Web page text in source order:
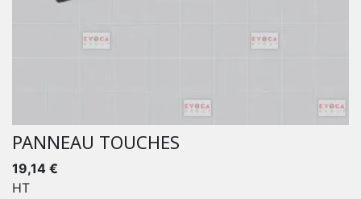
PANNEAU TOUCHES
19,14 €
HT